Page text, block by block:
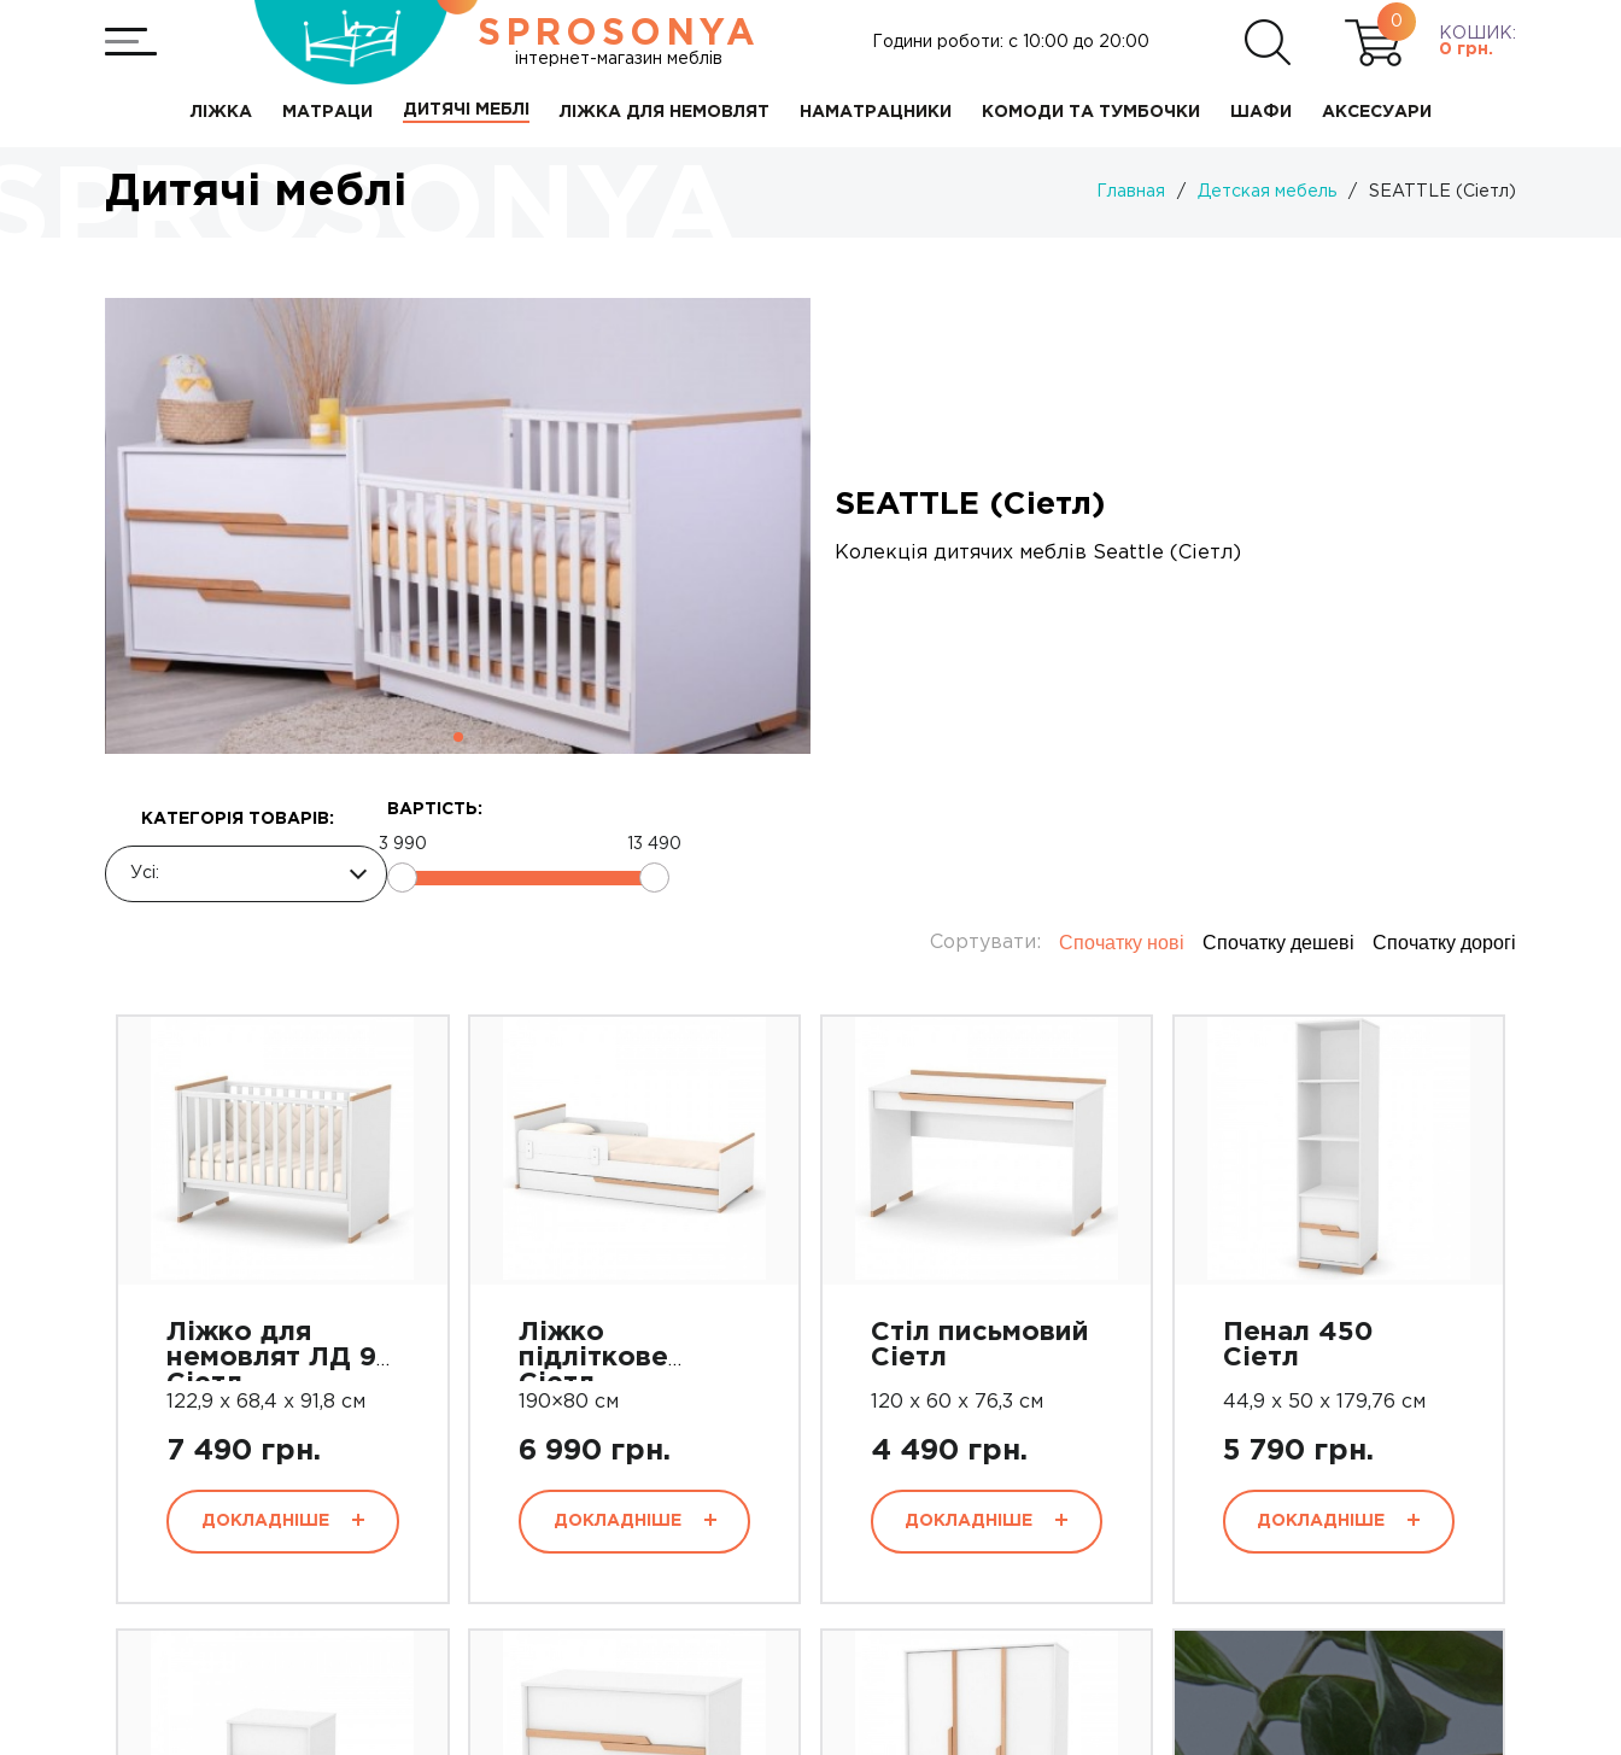
SPROSONYA
інтернет-магазин меблів
Години роботи: c 10:00 до 20:00
0
КОШИК:
0 грн.
ЛІЖКА МАТРАЦИ ДИТЯЧІ МЕБЛІ ЛІЖКА ДЛЯ НЕМОВЛЯТ НАМАТРАЦНИКИ КОМОДИ ТА ТУМБОЧКИ ШАФИ АКСЕСУАРИ
Дитячі меблі Главная / Детская мебель / SEATTLE (Сіетл)
SEATTLE (Сіетл)
Колекція дитячих меблів Seattle (Сіетл)
КАТЕГОРІЯ ТОВАРІВ:
Усі:
ВАРТІСТЬ:
3 990 13 490
Сортувати: Спочатку нові Спочатку дешеві Спочатку дорогі
Ліжко для
немовлят ЛД 9
Сіетл
122,9 х 68,4 х 91,8 см
7 490 грн.
ДОКЛАДНІШЕ
Ліжко
підліткове
Сіетл
190×80 см
6 990 грн.
ДОКЛАДНІШЕ
Стіл письмовий
Сіетл
120 х 60 х 76,3 см
4 490 грн.
ДОКЛАДНІШЕ
Пенал 450
Сіетл
44,9 х 50 х 179,76 см
5 790 грн.
ДОКЛАДНІШЕ